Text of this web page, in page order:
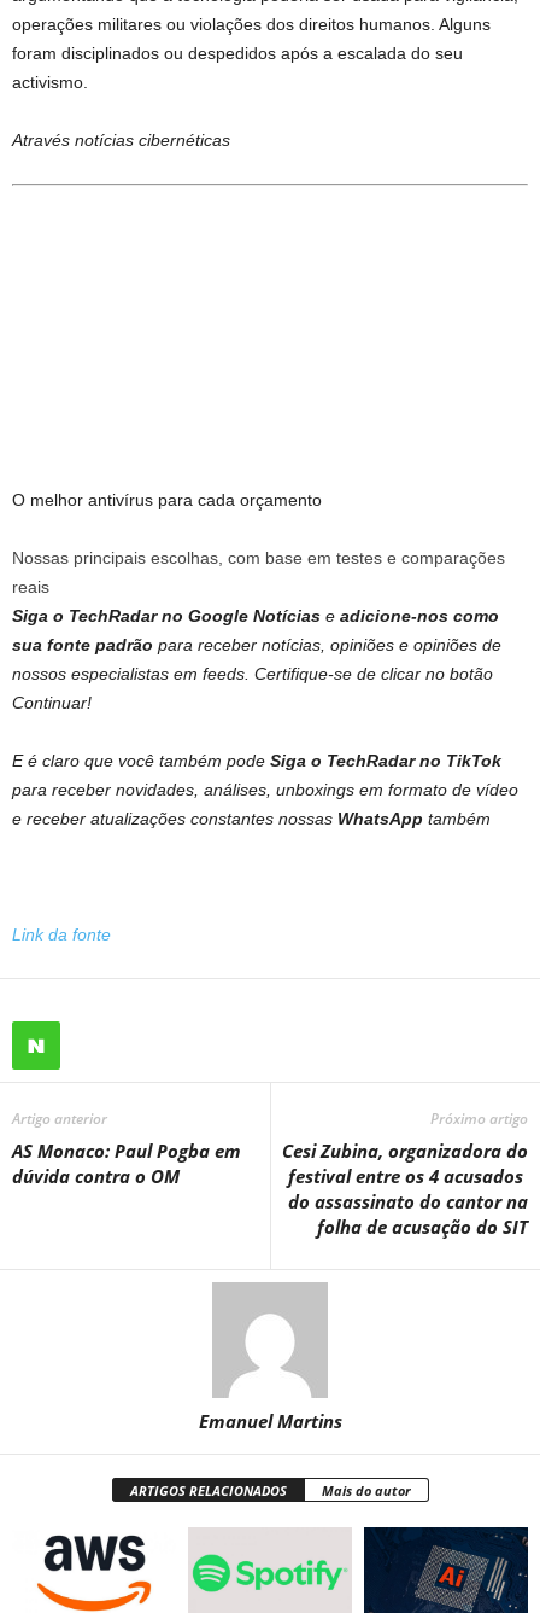
operações militares ou violações dos direitos humanos. Alguns
foram disciplinados ou despedidos após a escalada do seu
activismo.
Através notícias cibernéticas
O melhor antivírus para cada orçamento
Nossas principais escolhas, com base em testes e comparações
reais
Siga o TechRadar no Google Notícias e adicione-nos como
sua fonte padrão para receber notícias, opiniões e opiniões de
nossos especialistas em feeds. Certifique-se de clicar no botão
Continuar!
E é claro que você também pode Siga o TechRadar no TikTok
para receber novidades, análises, unboxings em formato de vídeo
e receber atualizações constantes nossas WhatsApp também
Link da fonte
Artigo anterior
AS Monaco: Paul Pogba em
dúvida contra o OM
Próximo artigo
Cesi Zubina, organizadora do
festival entre os 4 acusados ​​​​
do assassinato do cantor na
folha de acusação do SIT
Emanuel Martins
ARTIGOS RELACIONADOS Mais do autor